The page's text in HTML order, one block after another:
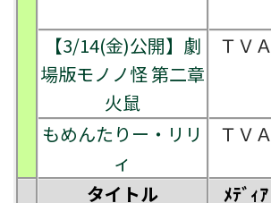
【3/14(金)公開】劇
場版モノノ怪 第二章
火鼠
ＴＶＡ
もめんたりー・リリ
ィ
ＴＶＡ
タイトル ﾒﾃﾞｨｱ